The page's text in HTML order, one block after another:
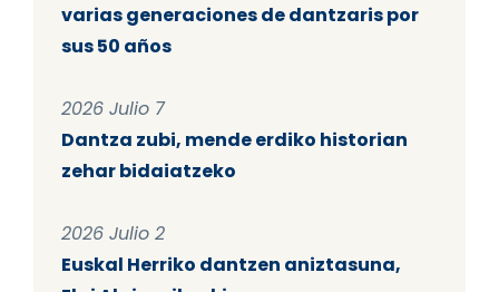
varias generaciones de dantzaris por
sus 50 años
2026 Julio 7
Dantza zubi, mende erdiko historian
zehar bidaiatzeko
2026 Julio 2
Euskal Herriko dantzen aniztasuna,